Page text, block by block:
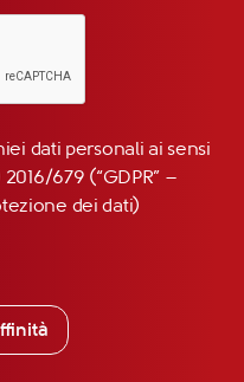
dati personali ai sensi
679 (“GDPR” –
dei dati)